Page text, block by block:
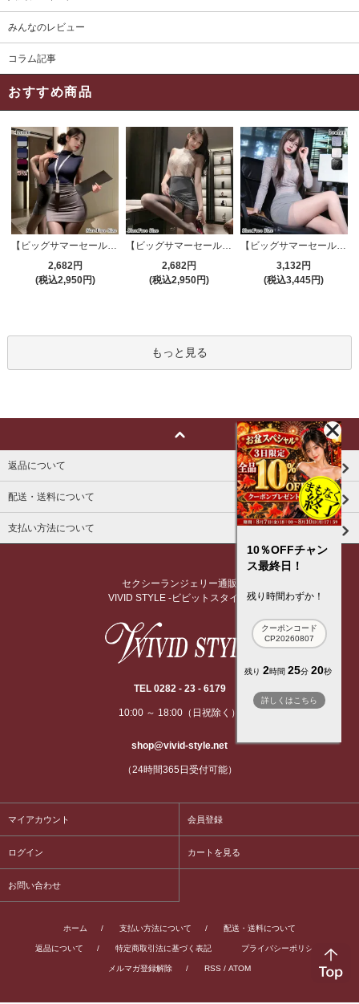
みんなのレビュー
コラム記事
おすすめ商品
【ビッグサマーセール対象品】セクシーコスプレ(SEXYCOSPLAY) 4421
2,682円
(税込2,950円)
【ビッグサマーセール対象品】セクシーコスプレ(SEXYCOSPLAY) 4191
2,682円
(税込2,950円)
【ビッグサマーセール対象品】セクシーコスプレ(SEXYCOSPLAY) 4173
3,132円
(税込3,445円)
もっと見る
返品について
配送・送料について
支払い方法について
セクシーランジェリー通販
VIVID STYLE -ビビットスタイル-
TEL 0282 - 23 - 6179
10:00 ～ 18:00（日祝除く）
shop@vivid-style.net
（24時間365日受付可能）
マイアカウント 会員登録
ログイン カートを見る
お問い合わせ
ホーム / 支払い方法について / 配送・送料について
返品について / 特定商取引法に基づく表記 プライバシーポリシー
メルマガ登録解除 / RSS / ATOM
10％OFFチャン
ス最終日！
残り時間わずか！
クーポンコード
CP20260807
残り 2時間 25分 20秒
詳しくはこちら